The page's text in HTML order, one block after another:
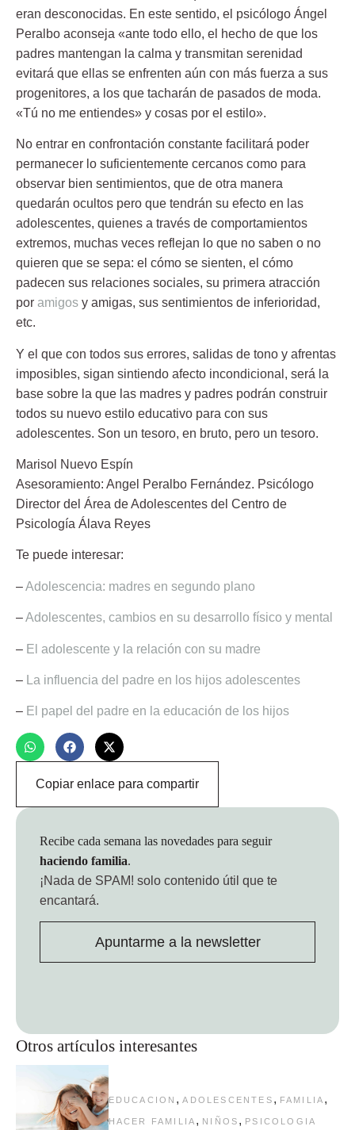
eran desconocidas. En este sentido, el psicólogo Ángel
Peralbo aconseja «ante todo ello, el hecho de que los
padres mantengan la calma y transmitan serenidad
evitará que ellas se enfrenten aún con más fuerza a sus
progenitores, a los que tacharán de pasados de moda.
«Tú no me entiendes» y cosas por el estilo».
No entrar en confrontación constante facilitará poder
permanecer lo suficientemente cercanos como para
observar bien sentimientos, que de otra manera
quedarán ocultos pero que tendrán su efecto en las
adolescentes, quienes a través de comportamientos
extremos, muchas veces reflejan lo que no saben o no
quieren que se sepa: el cómo se sienten, el cómo
padecen sus relaciones sociales, su primera atracción
por amigos y amigas, sus sentimientos de inferioridad,
etc.
Y el que con todos sus errores, salidas de tono y afrentas
imposibles, sigan sintiendo afecto incondicional, será la
base sobre la que las madres y padres podrán construir
todos su nuevo estilo educativo para con sus
adolescentes. Son un tesoro, en bruto, pero un tesoro.
Marisol Nuevo Espín
Asesoramiento: Angel Peralbo Fernández. Psicólogo
Director del Área de Adolescentes del Centro de
Psicología Álava Reyes
Te puede interesar:
–Adolescencia: madres en segundo plano
–Adolescentes, cambios en su desarrollo físico y mental
– El adolescente y la relación con su madre
– La influencia del padre en los hijos adolescentes
– El papel del padre en la educación de los hijos
Copiar enlace para compartir
Otros artículos interesantes
EDUCACION , ADOLESCENTES , FAMILIA ,
HACER FAMILIA , NIÑOS , PSICOLOGIA
Recibe cada semana las novedades para seguir
haciendo familia.
¡Nada de SPAM! solo contenido útil que te
encantará.
Apuntarme a la newsletter